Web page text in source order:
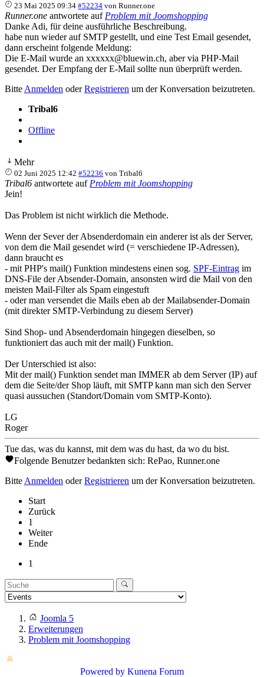
23 Mai 2025 09:34 #52234 vonRunner.one
Runner.one antwortete auf Problem mit Joomshopping
Danke Adi, für deine ausführliche Beschreibung.
habe nun wieder auf SMTP gestellt, und eine Test Email gesendet,
dann erscheint folgende Meldung:
Die E-Mail wurde an xxxxxx@bluewin.ch, aber via PHP-Mail
gesendet. Der Empfang der E-Mail sollte nun überprüft werden.
Bitte Anmelden oderRegistrieren um der Konversation beizutreten.
Tribal6
Offline
Mehr
02 Juni 2025 12:42 #52236 vonTribal6
Tribal6 antwortete auf Problem mit Joomshopping
Jein!
Das Problem ist nicht wirklich die Methode.
Wenn der Sever der Absenderdomain ein anderer ist als der Server,
von dem die Mail gesendet wird (= verschiedene IP-Adressen),
dann braucht es
- mit PHP's mail() Funktion mindestens einen sog. SPF-Eintrag im
DNS-File der Absender-Domain, ansonsten wird die Mail von den
meisten Mail-Filter als Spam eingestuft
- oder man versendet die Mails eben ab der Mailabsender-Domain
(mit direkter SMTP-Verbindung zu diesem Server)
Sind Shop- und Absenderdomain hingegen dieselben, so
funktioniert das auch mit der mail() Funktion.
Der Unterschied ist also:
Mit der mail() Funktion sendet man IMMER ab dem Server (IP) auf
dem die Seite/der Shop läuft, mit SMTP kann man sich den Server
quasi aussuchen (Standort/Domain vom SMTP-Konto).
LG
Roger
Tue das, was du kannst, mit dem was du hast, da wo du bist.
Folgende Benutzer bedankten sich: RePao, Runner.one
Bitte Anmelden oderRegistrieren um der Konversation beizutreten.
Start
Zurück
1
Weiter
Ende
1
Joomla 5
Erweiterungen
Problem mit Joomshopping
Powered by Kunena Forum